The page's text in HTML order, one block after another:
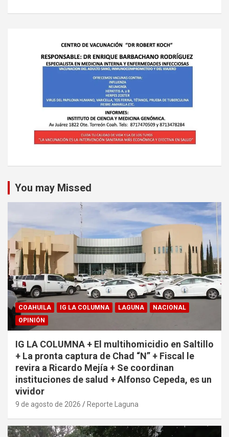
You may Missed
COAHUILA IG LA COLUMNA LAGUNA
NACIONAL
OPINIÓN
IG LA COLUMNA + El multihomicidio en Saltillo
+ La pronta captura de Chad “N” + Fiscal le
revira a Ricardo Mejía + Se coordinan
instituciones de salud + Alfonso Cepeda, es un
vividor
9 de agosto de 2026 Reporte Laguna